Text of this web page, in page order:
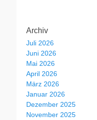
Archiv
Juli 2026
Juni 2026
Mai 2026
April 2026
März 2026
Januar 2026
Dezember 2025
November 2025